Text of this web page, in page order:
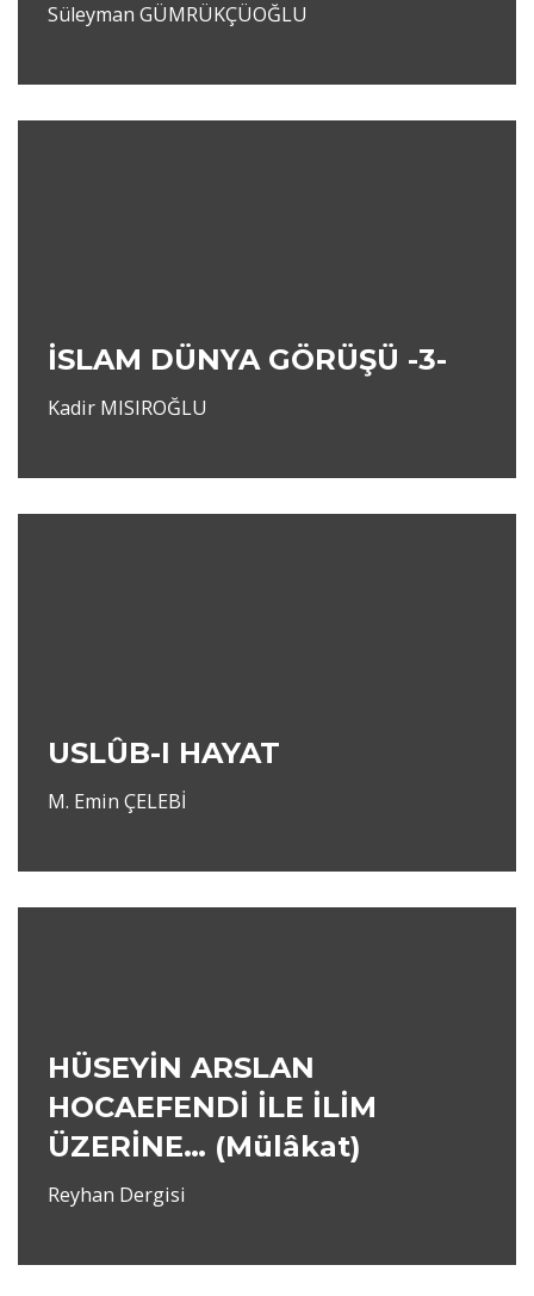
Süleyman GÜMRÜKÇÜOĞLU
İSLAM DÜNYA GÖRÜŞÜ -3-
Kadir MISIROĞLU
USLÛB-I HAYAT
M. Emin ÇELEBİ
HÜSEYİN ARSLAN
HOCAEFENDİ İLE İLİM
ÜZERİNE… (Mülâkat)
Reyhan Dergisi